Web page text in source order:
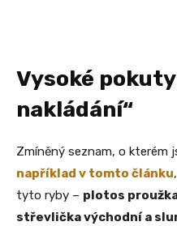
Vysoké
nakládání“
Zmíněný seznam, o kterém
například v tomto článku
tyto ryby – plotos
střevlička východní a